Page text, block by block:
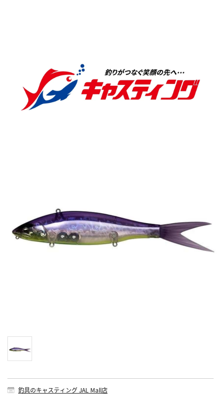
釣具のキャスティング JAL Mall店